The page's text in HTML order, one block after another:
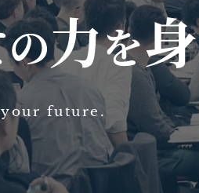
your future.